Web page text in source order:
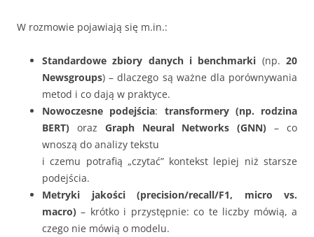
W rozmowie pojawiają się m.in.:
Standardowe zbiory danych i benchmarki (np.20
Newsgroups) – dlaczego są ważne dla porównywania
metod i co dają w praktyce.
Nowoczesne podejścia: transformery (np. rodzina
BERT) oraz Graph Neural Networks (GNN) – co
wnoszą do analizy tekstu
i czemu potrafią „czytać” kontekst lepiej niż starsze
podejścia.
Metryki jakości (precision/recall/F1, micro vs.
macro) – krótko i przystępnie: co te liczby mówią, a
czego nie mówią o modelu.